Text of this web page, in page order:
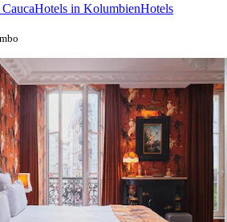
Hotels in KolumbienHotels